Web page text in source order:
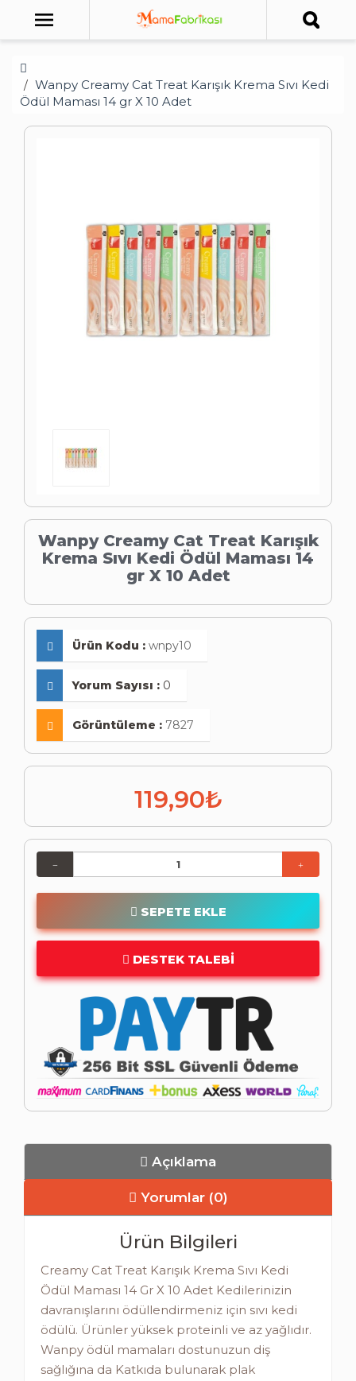
Wanpy Creamy Cat Treat Karışık Krema Sıvı Kedi
Ödül Maması 14 gr X 10 Adet
Wanpy Creamy Cat Treat Karışık
Krema Sıvı Kedi Ödül Maması 14
gr X 10 Adet
Ürün Kodu : wnpy10
Yorum Sayısı : 0
Görüntüleme : 7827
119,90₺
SEPETE EKLE
DESTEK TALEBI
Açıklama
Yorumlar (0)
Ürün Bilgileri
Creamy Cat Treat Karışık Krema Sıvı Kedi
Ödül Maması 14 Gr X 10 Adet Kedilerinizin
davranışlarını ödüllendirmeniz için sıvı kedi
ödülü. Ürünler yüksek proteinli ve az yağlıdır.
Wanpy ödül mamaları dostunuzun diş
sağlığına da Katkıda bulunarak plak